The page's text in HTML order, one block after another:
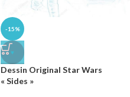
-15%
♥
Dessin Original Star Wars
« Sides »